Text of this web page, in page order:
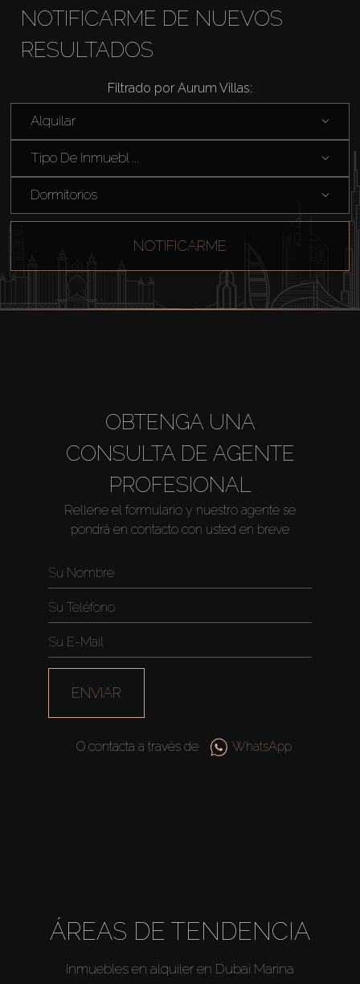
Alquilar
Venta
Sobre Plano
Agentes
NOTIFICARME DE NUEVOS
RESULTADOS
Filtrado por Aurum Villas:
Alquilar
Tipo De Inmuebl ...
Dormitorios
NOTIFICARME
OBTENGA UNA
CONSULTA DE AGENTE
PROFESIONAL
Rellene el formulario y nuestro agente se
pondrá en contacto con usted en breve
ENVIAR
O contacta a través de WhatsApp
ÁREAS DE TENDENCIA
Inmuebles en alquiler en Dubai Marina